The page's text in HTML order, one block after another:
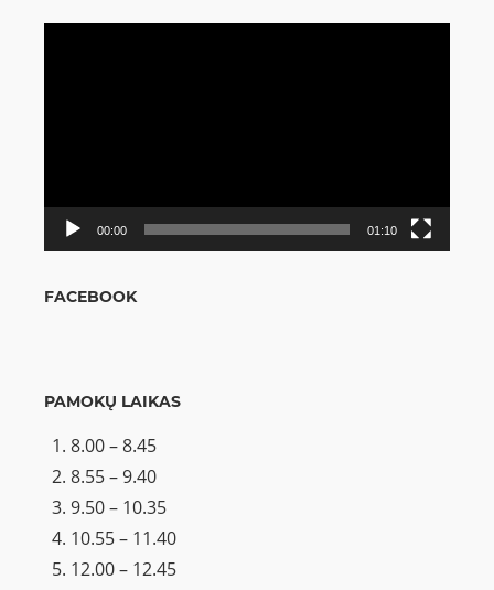
00:00 01:10
FACEBOOK
PAMOKŲ LAIKAS
8.00 – 8.45
8.55 – 9.40
9.50 – 10.35
10.55 – 11.40
12.00 – 12.45